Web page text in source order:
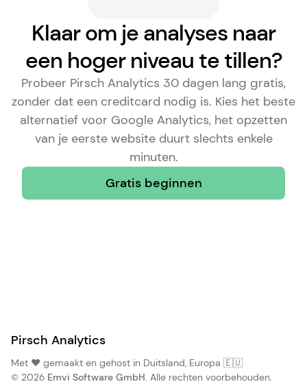
Klaar om je analyses naar
een hoger niveau te tillen?
Probeer Pirsch Analytics 30 dagen lang gratis,
zonder dat een creditcard nodig is. Kies het beste
alternatief voor Google Analytics, het opzetten
van je eerste website duurt slechts enkele
minuten.
Gratis beginnen
Pirsch Analytics
Met ❤️ gemaakt en gehost in Duitsland, Europa 🇪🇺
© 2026 Emvi Software GmbH. Alle rechten voorbehouden.